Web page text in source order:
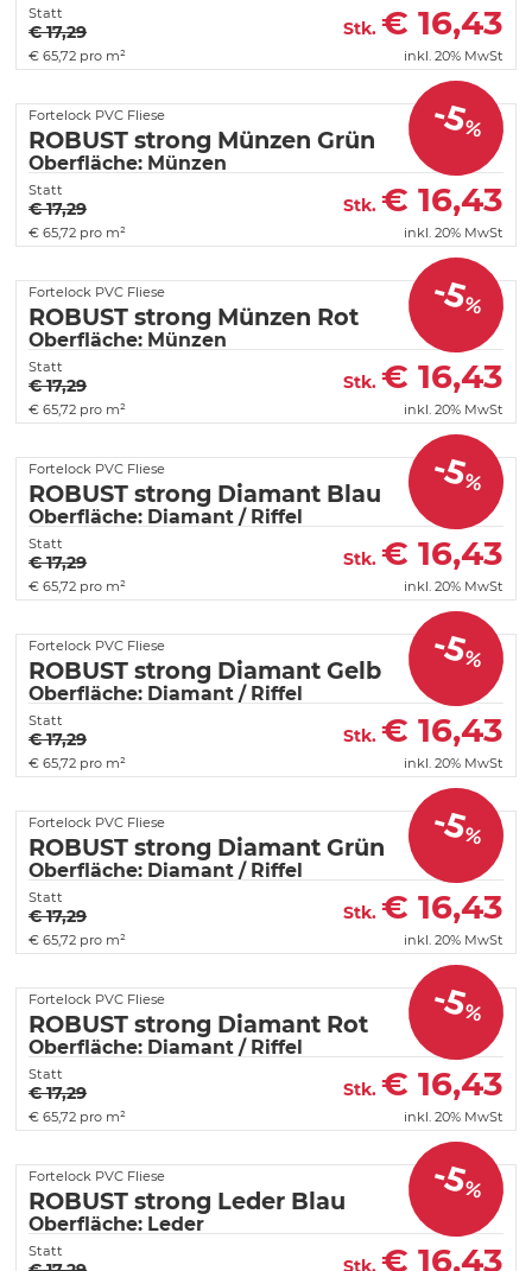
Statt
€ 17,29 Stk. € 16,43
€ 65,72 pro m² inkl. 20% MwSt
-5%
Fortelock PVC Fliese
ROBUST strong Münzen Grün
Oberfläche: Münzen
Statt
€ 17,29 Stk. € 16,43
€ 65,72 pro m² inkl. 20% MwSt
-5%
Fortelock PVC Fliese
ROBUST strong Münzen Rot
Oberfläche: Münzen
Statt
€ 17,29 Stk. € 16,43
€ 65,72 pro m² inkl. 20% MwSt
-5%
Fortelock PVC Fliese
ROBUST strong Diamant Blau
Oberfläche: Diamant / Riffel
Statt
€ 17,29 Stk. € 16,43
€ 65,72 pro m² inkl. 20% MwSt
-5%
Fortelock PVC Fliese
ROBUST strong Diamant Gelb
Oberfläche: Diamant / Riffel
Statt
€ 17,29 Stk. € 16,43
€ 65,72 pro m² inkl. 20% MwSt
-5%
Fortelock PVC Fliese
ROBUST strong Diamant Grün
Oberfläche: Diamant / Riffel
Statt
€ 17,29 Stk. € 16,43
€ 65,72 pro m² inkl. 20% MwSt
-5%
Fortelock PVC Fliese
ROBUST strong Diamant Rot
Oberfläche: Diamant / Riffel
Statt
€ 17,29 Stk. € 16,43
€ 65,72 pro m² inkl. 20% MwSt
-5%
Fortelock PVC Fliese
ROBUST strong Leder Blau
Oberfläche: Leder
Statt
Stk. € 16,43